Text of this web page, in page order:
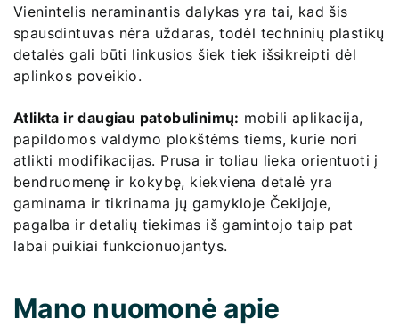
Vienintelis neraminantis dalykas yra tai, kad šis
spausdintuvas nėra uždaras, todėl techninių plastikų
detalės gali būti linkusios šiek tiek išsikreipti dėl
aplinkos poveikio.
Atlikta ir daugiau patobulinimų: mobili aplikacija,
papildomos valdymo plokštėms tiems, kurie nori
atlikti modifikacijas. Prusa ir toliau lieka orientuoti į
bendruomenę ir kokybę, kiekviena detalė yra
gaminama ir tikrinama jų gamykloje Čekijoje,
pagalba ir detalių tiekimas iš gamintojo taip pat
labai puikiai funkcionuojantys.
Mano nuomonė apie